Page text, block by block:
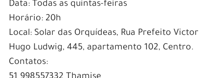
Data: Todas as quintas-feiras
Horário: 20h
Local: Solar das Orquídeas, Rua Prefeito Victor
Hugo Ludwig, 445, apartamento 102, Centro.
Contatos: